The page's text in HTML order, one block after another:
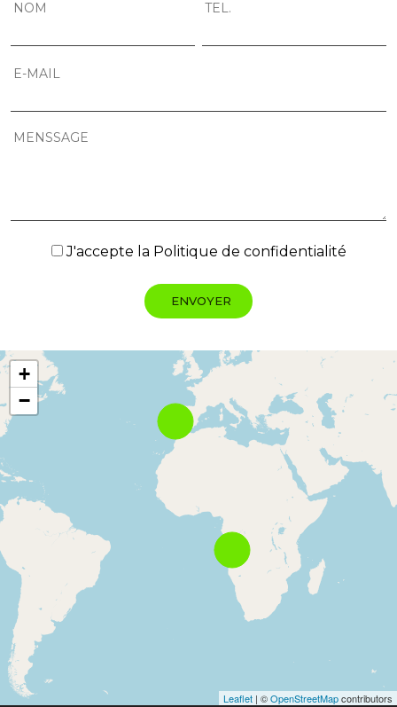
J'accepte la Politique de confidentialité
+
−
Leaflet | ©OpenStreetMapcontributors